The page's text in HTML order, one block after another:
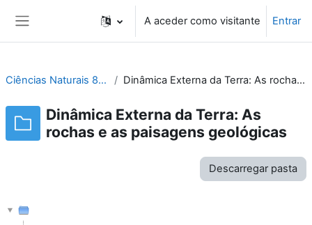
A aceder como visitante Entrar
Ciências Naturais 8º, 9º e CEF-JEV Dinâmica Externa da Terra: As rochas e as paisagens geológicas
Dinâmica Externa da Terra: As
rochas e as paisagens geológicas
Descarregar pasta